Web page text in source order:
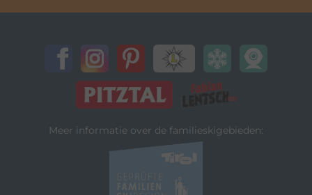
Meer informatie over de familieskigebieden: